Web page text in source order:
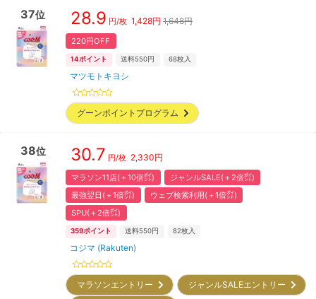
37位 28.9 円/枚 1,428円 1,648円
220円OFF
14ポイント 送料550円 68枚入
マツモトキヨシ
グーンポイントプログラム
38位 30.7 円/枚 2,330円
マラソン11店(＋10倍㌽)
ジャンルSALE(＋2倍㌽)
最強翌日(＋1倍㌽)
ウェブ検索利用(＋1倍㌽)
SPU(＋2倍㌽)
359ポイント 送料550円 82枚入
コジマ (Rakuten)
マラソンエントリー
ジャンルSALEエントリー